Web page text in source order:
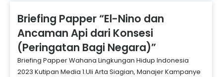
Briefing Papper “El-Nino dan
Ancaman Api dari Konsesi
(Peringatan Bagi Negara)”
Briefing Papper Wahana Lingkungan Hidup Indonesia
2023 Kutipan Media 1.Uli Arta Siagian, Manajer Kampanye